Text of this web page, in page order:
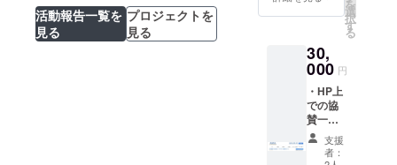
活動報告一覧を
見る
プロジェクトを
見る
ドライ
バー甲
催後、
編集さ
れた
DVDを
お届け
いたし
ます。
を
選
択
す
る
30,
000 円
・HP上
での協
賛一覧
にお名
前掲載
・第5回
支援
者：